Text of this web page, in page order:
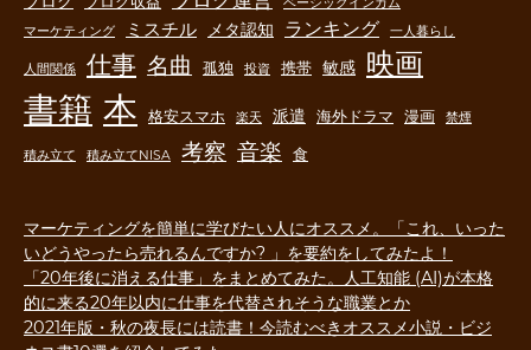
マーケティング
ミスチル メタ認知 ランキング 一人暮らし
人間関係 仕事 名曲 孤独 投資 携帯 敏感 映画
書籍 本 格安スマホ 楽天 派遣 海外ドラマ 漫画 禁煙
積み立て 積み立てNISA 考察 音楽 食
マーケティングを簡単に学びたい人にオススメ。「これ、いった
いどうやったら売れるんですか? 」を要約をしてみたよ！
「20年後に消える仕事」をまとめてみた。人工知能 (AI)が本格
的に来る20年以内に仕事を代替されそうな職業とか
2021年版・秋の夜長には読書！今読むべきオススメ小説・ビジ